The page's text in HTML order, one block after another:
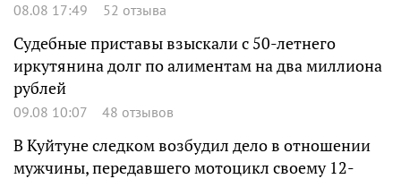
08.08 17:49 52 отзыва
Судебные приставы взыскали с 50-летнего
иркутянина долг по алиментам на два миллиона
рублей
09.08 10:07 48 отзывов
В Куйтуне следком возбудил дело в отношении
мужчины, передавшего мотоцикл своему 12-